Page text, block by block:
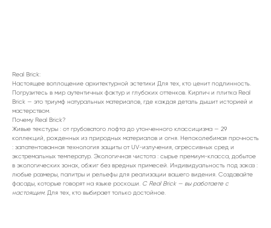
Real Brick:
Настоящее воплощение архитектурной эстетики Для тех, кто ценит подлинность.
Погрузитесь в мир аутентичных фактур и глубоких оттенков. Кирпич и плитка Real
Brick — это триумф натуральных материалов, где каждая деталь дышит историей и
мастерством.
Почему Real Brick?
Живые текстуры : от грубоватого лофта до утонченного классицизма — 29
коллекций, рожденных из природных материалов и огня. Непоколебимая прочность
: запатентованная технология защиты от UV-излучения, агрессивных сред и
экстремальных температур. Экологичная чистота : сырье премиум-класса, добытое
в экологических зонах, обжиг без вредных примесей. Индивидуальность под заказ :
любые размеры, палитры и рельефы для реализации вашего видения. Создавайте
фасады, которые говорят на языке роскоши. С Real Brick — вы работаете с
настоящим. Для тех, кто выбирает только достойное.